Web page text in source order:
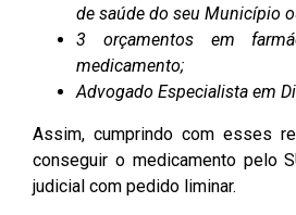
de saúde do seu Município
3 orçamentos em
medicamento;
Advogado Especialista em
Assim, cumprindo com esses
conseguir o medicamento pelo
judicial com pedido liminar.